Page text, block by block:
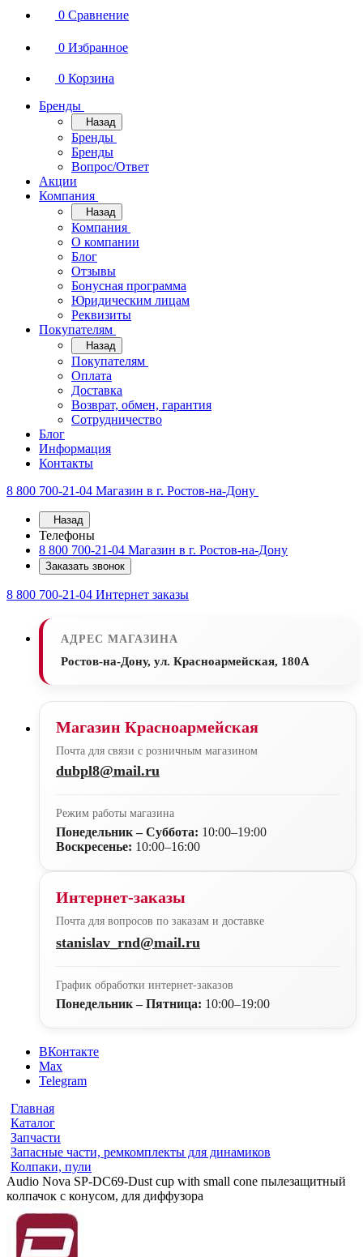
0 Сравнение
0 Избранное
0 Корзина
Бренды
Назад
Бренды
Бренды
Вопрос/Ответ
Акции
Компания
Назад
Компания
О компании
Блог
Отзывы
Бонусная программа
Юридическим лицам
Реквизиты
Покупателям
Назад
Покупателям
Оплата
Доставка
Возврат, обмен, гарантия
Сотрудничество
Блог
Информация
Контакты
8 800 700-21-04 Магазин в г. Ростов-на-Дону
Назад
Телефоны
8 800 700-21-04 Магазин в г. Ростов-на-Дону
Заказать звонок
8 800 700-21-04 Интернет заказы
АДРЕС МАГАЗИНА
Ростов-на-Дону, ул. Красноармейская, 180А
Магазин Красноармейская
Почта для связи с розничным магазином
dubpl8@mail.ru
Режим работы магазина
Понедельник – Суббота: 10:00–19:00
Воскресенье: 10:00–16:00
Интернет-заказы
Почта для вопросов по заказам и доставке
stanislav_rnd@mail.ru
График обработки интернет-заказов
Понедельник – Пятница: 10:00–19:00
ВКонтакте
Max
Telegram
Главная
Каталог
Запчасти
Запасные части, ремкомплекты для динамиков
Колпаки, пули
Audio Nova SP-DC69-Dust cup with small cone пылезащитный
колпачок с конусом, для диффузора